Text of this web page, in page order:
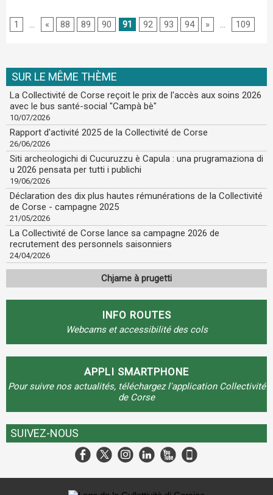
1 ... « 88 89 90 91 92 93 94 » ... 109
SUR LE MÊME THÈME
La Collectivité de Corse reçoit le prix de l'accès aux soins 2026
avec le bus santé-social "Campà bè"
10/07/2026
Rapport d'activité 2025 de la Collectivité de Corse
26/06/2026
Siti archeologichi di Cucuruzzu è Capula : una prugramaziona di
u 2026 pensata per tutti i publichi
19/06/2026
Déclaration des dix plus hautes rémunérations de la Collectivité
de Corse - campagne 2025
21/05/2026
La Collectivité de Corse lance sa campagne 2026 de
recrutement des personnels saisonniers
24/04/2026
Chjame à prugetti
INFO ROUTES
Webcams et accessibilité des cols
APPLI SMARTPHONE
Pour suivre nos actualités, téléchargez l'application Collectivité
de Corse
SUIVEZ-NOUS